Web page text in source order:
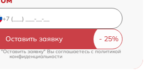
Оставить заявку
заявку" Вы соглашаетесь c политикой
конфиденциальности